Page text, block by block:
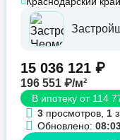
15 036 121 ₽
196 551 ₽/м²
В ипотеку от 114
3 просмотров, 1
Обновлено: